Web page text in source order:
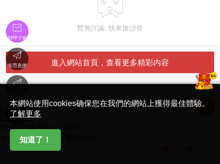
暫無評論, 快來搶沙發
進入網站首頁，查看更多精彩内容
'
简体中文版
Translate
日本語
繁體中文
本網站使用cookies确保您在我們的網站上獲得最佳體驗。
了解更多
知道了！

APP下載

金币充值


說點什麽吧...